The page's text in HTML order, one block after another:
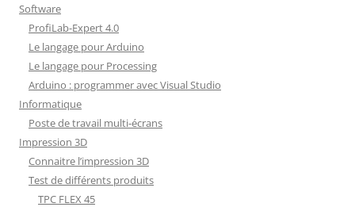
Software
ProfiLab-Expert 4.0
Le langage pour Arduino
Le langage pour Processing
Arduino : programmer avec Visual Studio
Informatique
Poste de travail multi-écrans
Impression 3D
Connaitre l’impression 3D
Test de différents produits
TPC FLEX 45